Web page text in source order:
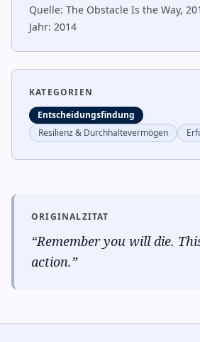
Quelle: The Obstacle Is the Way,
Jahr: 2014
KATEGORIEN
Entscheidungsfindung
Resilienz & Durchhaltevermögen
ORIGINALZITAT
“Remember you will die.
action.”